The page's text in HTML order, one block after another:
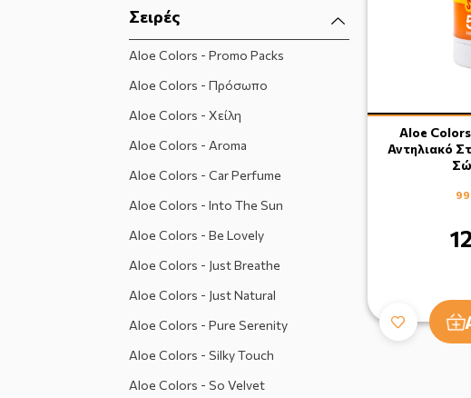
Σειρές
Aloe Colors - Promo Packs
Aloe Colors - Πρόσωπο
Aloe Colors - Χείλη
Aloe Colors - Aroma
Aloe Colors - Car Perfume
Aloe Colors - Into The Sun
Aloe Colors - Be Lovely
Aloe Colors - Just Breathe
Aloe Colors - Just Natural
Aloe Colors - Pure Serenity
Aloe Colors - Silky Touch
Aloe Colors - So Velvet
Aloe
Αντηλιακό